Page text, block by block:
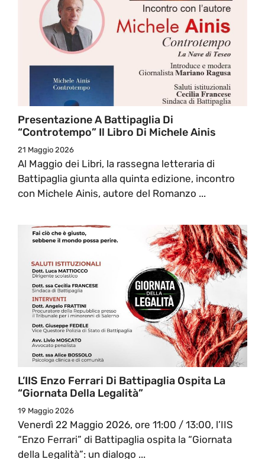
Presentazione A Battipaglia Di
“Controtempo” Il Libro Di Michele Ainis
21 Maggio 2026
Al Maggio dei Libri, la rassegna letteraria di
Battipaglia giunta alla quinta edizione, incontro
con Michele Ainis, autore del Romanzo ...
L’IIS Enzo Ferrari Di Battipaglia Ospita La
“Giornata Della Legalità”
19 Maggio 2026
Venerdì 22 Maggio 2026, ore 11:00 / 13:00, l’IIS
“Enzo Ferrari” di Battipaglia ospita la “Giornata
della Legalità”: un dialogo ...